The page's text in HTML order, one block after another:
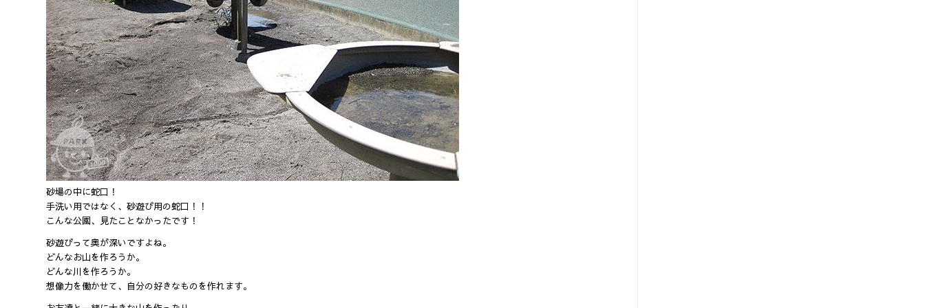
砂場の中に蛇口！
手洗い用ではなく、砂遊び用の蛇口！！
こんな公園、見たことなかったです！
砂遊びって奥が深いですよね。
どんなお山を作ろうか。
どんな川を作ろうか。
想像力を働かせて、自分の好きなものを作れます。